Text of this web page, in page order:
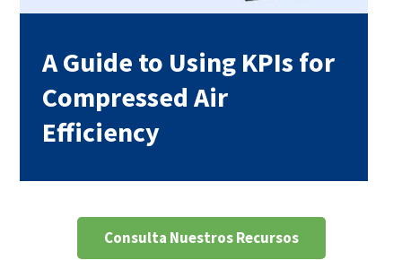
A Guide to Using KPIs for
Compressed Air
Efficiency
Consulta Nuestros Recursos